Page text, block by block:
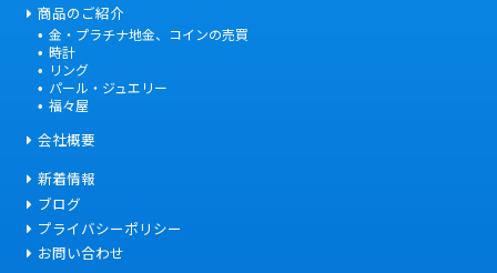
商品のご紹介
金・プラチナ地金、コインの売買
時計
リング
パール・ジュエリー
福々屋
会社概要
新着情報
ブログ
プライバシーポリシー
お問い合わせ